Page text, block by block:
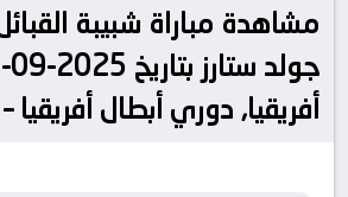
مشاهدة مباراة شبيبة
أفريقيا, دوري أبطال